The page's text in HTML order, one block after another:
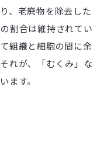
、老廃物を除去した
割合は維持されてい
組織と細胞の間に余
れが、「むくみ」な
ます。